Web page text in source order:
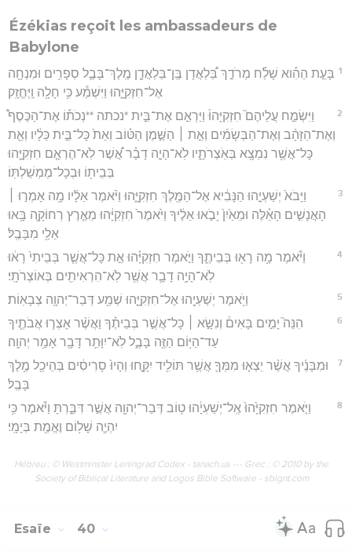
Ézékias reçoit les ambassadeurs de
Babylone
1 בָּעֵ֣ת הַהִ֡וא שָׁלַ֡ח מְרֹדַ֣ךְ בַּ֠לְאֲדָן בֶּֽן־בַּלְאֲדָ֧ן מֶֽלֶךְ־בָּבֶ֛ל סְפָרִ֥ים וּמִנְחָ֖ה
אֶל־חִזְקִיָּ֑הוּ וַיִּשְׁמַ֕ע כִּ֥י חָלָ֖ה וַֽיֶּחֱזָֽק׃
2
וַיִּשְׂמַ֣ח עֲלֵיהֶם֮ חִזְקִיָּהוּ֒ וַיַּרְאֵ֣ם אֶת־בֵּ֣ית *נכתה **נְכֹת֡וֹ אֶת־הַכֶּסֶף֩
וְאֶת־הַזָּהָ֨ב וְאֶת־הַבְּשָׂמִ֜ים וְאֵ֣ת ׀ הַשֶּׁ֣מֶן הַטּ֗וֹב וְאֵת֙ כָּל־בֵּ֣ית כֵּלָ֔יו וְאֵ֛ת
כָּל־אֲשֶׁ֥ר נִמְצָ֖א בְּאֹֽצְרֹתָ֑יו לֹֽא־הָיָ֣ה דָבָ֗ר אֲ֠שֶׁר לֹֽא־הֶרְאָ֧ם חִזְקִיָּ֛הוּ
בְּבֵית֖וֹ וּבְכָל־מֶמְשַׁלְתּֽוֹ׃
3
וַיָּבֹא֙ יְשַׁעְיָ֣הוּ הַנָּבִ֔יא אֶל־הַמֶּ֖לֶךְ חִזְקִיָּ֑הוּ וַיֹּ֨אמֶר אֵלָ֜יו מָ֥ה אָמְר֣וּ ׀
הָאֲנָשִׁ֣ים הָאֵ֗לֶּה וּמֵאַ֙יִן֙ יָבֹ֣אוּ אֵלֶ֔יךָ וַיֹּ֙אמֶר֙ חִזְקִיָּ֔הוּ מֵאֶ֧רֶץ רְחוֹקָ֛ה בָּ֥אוּ
אֵלַ֖י מִבָּבֶֽל׃
4
וַיֹּ֕אמֶר מָ֥ה רָא֖וּ בְּבֵיתֶ֑ךָ וַיֹּ֣אמֶר חִזְקִיָּ֗הוּ אֵ֣ת כָּל־אֲשֶׁ֤ר בְּבֵיתִי֙ רָא֔וּ
לֹֽא־הָיָ֥ה דָבָ֛ר אֲשֶׁ֥ר לֹֽא־הִרְאִיתִ֖ים בְּאוֹצְרֹתָֽי׃
5 וַיֹּ֥אמֶר יְשַׁעְיָ֖הוּ אֶל־חִזְקִיָּ֑הוּ שְׁמַ֖ע דְּבַר־יְהוָ֥ה צְבָאֽוֹת׃
6
הִנֵּה֮ יָמִ֣ים בָּאִים֒ וְנִשָּׂ֣א ׀ כָּל־אֲשֶׁ֣ר בְּבֵיתֶ֗ךָ וַאֲשֶׁ֨ר אָצְר֧וּ אֲבֹתֶ֛יךָ
עַד־הַיּ֥וֹם הַזֶּ֖ה בָּבֶ֑ל לֹֽא־יִוָּתֵ֥ר דָּבָ֖ר אָמַ֥ר יְהוָֽה׃
7
וּמִבָּנֶ֜יךָ אֲשֶׁ֨ר יֵצְא֧וּ מִמְּךָ֛ אֲשֶׁ֥ר תּוֹלִ֖יד יִקָּ֑חוּ וְהָיוּ֙ סָרִיסִ֔ים בְּהֵיכַ֖ל מֶ֥לֶךְ
בָּבֶֽל׃
8
וַיֹּ֤אמֶר חִזְקִיָּ֙הוּ֙ אֶֽל־יְשַׁעְיָ֔הוּ ט֥וֹב דְּבַר־יְהוָ֖ה אֲשֶׁ֣ר דִּבַּ֑רְתָּ וַיֹּ֕אמֶר כִּ֥י
יִהְיֶ֛ה שָׁל֥וֹם וֶאֱמֶ֖ת בְּיָמָֽי׃
Hébreu : © Westminster Leningrad Codex - tanach.us --- Grec : © 2010 by the
Society of Biblical Literature and Logos Bible Software - sblgnt.com
Esaïe 40